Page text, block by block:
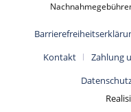
Kontakt
Zahlung